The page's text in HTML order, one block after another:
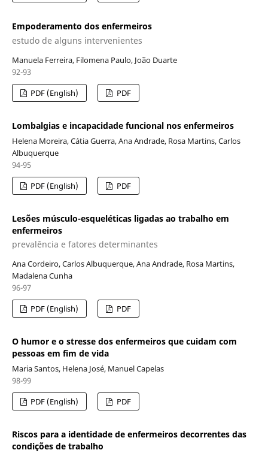
Empoderamento dos enfermeiros
estudo de alguns intervenientes
Manuela Ferreira, Filomena Paulo, João Duarte
92-93
PDF (English)
PDF
Lombalgias e incapacidade funcional nos enfermeiros
Helena Moreira, Cátia Guerra, Ana Andrade, Rosa Martins, Carlos
Albuquerque
94-95
PDF (English)
PDF
Lesões músculo-esqueléticas ligadas ao trabalho em
enfermeiros
prevalência e fatores determinantes
Ana Cordeiro, Carlos Albuquerque, Ana Andrade, Rosa Martins,
Madalena Cunha
96-97
PDF (English)
PDF
O humor e o stresse dos enfermeiros que cuidam com
pessoas em fim de vida
Maria Santos, Helena José, Manuel Capelas
98-99
PDF (English)
PDF
Riscos para a identidade de enfermeiros decorrentes das
condições de trabalho